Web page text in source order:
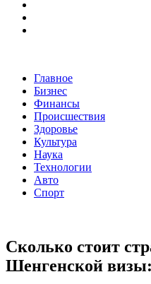
Главное
Бизнес
Финансы
Происшествия
Здоровье
Культура
Наука
Технологии
Авто
Спорт
Сколько стоит
Шенгенской